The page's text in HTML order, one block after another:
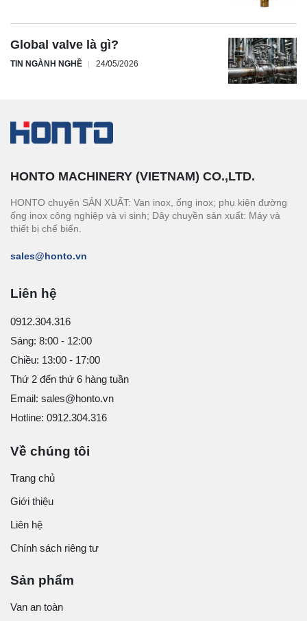
Global valve là gì?
TIN NGÀNH NGHỀ 24/05/2026
HONTO MACHINERY (VIETNAM) CO.,LTD.
HONTO chuyên SẢN XUẤT: Van inox, ống inox; phụ kiện đường
ống inox công nghiệp và vi sinh; Dây chuyền sản xuất: Máy và
thiết bị chế biến.
sales@honto.vn
Liên hệ
0912.304.316
Sáng: 8:00 - 12:00
Chiều: 13:00 - 17:00
Thứ 2 đến thứ 6 hàng tuần
Email: sales@honto.vn
Hotline: 0912.304.316
Về chúng tôi
Trang chủ
Giới thiệu
Liên hệ
Chính sách riêng tư
Sản phẩm
Van an toàn